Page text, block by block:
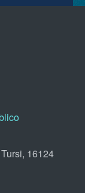
16124